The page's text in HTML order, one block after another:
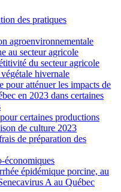
des pratiques
agroenvironnementale
au secteur agricole
du secteur agricole
hivernale
pour atténuer les impacts de
en 2023 dans certaines
certaines productions
de culture 2023
de préparation des
économiques
épidémique porcine, au
A au Québec